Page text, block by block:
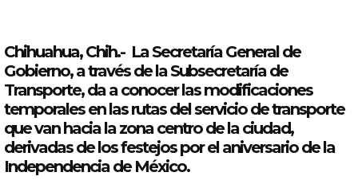
Chihuahua, Chih.- La Secretaría General de
Gobierno, a través de la Subsecretaría de
Transporte, da a conocer lasmodificaciones
temporalesen lasrutas delservicio de transporte
que van hacia la zona centro de la ciudad,
derivadas de los festejosporel aniversario de la
Independenciade México.